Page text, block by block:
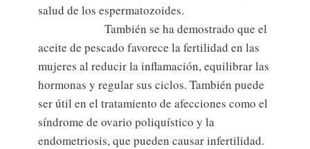
salud de los espermatozoides.
También se ha demostrado que el
aceite de pescado favorece la fertilidad en las
mujeres al reducir la inflamación, equilibrar las
hormonas y regular sus ciclos. También puede
ser útil en el tratamiento de afecciones como el
síndrome de ovario poliquístico y la
endometriosis, que pueden causar infertilidad.